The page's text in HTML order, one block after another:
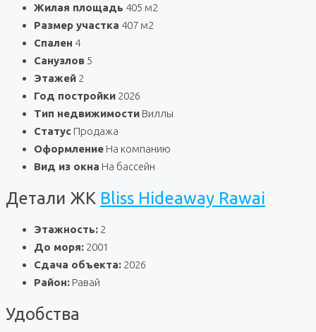
Жилая площадь 405 м2
Размер участка 407 м2
Спален 4
Санузлов 5
Этажей 2
Год постройки 2026
Тип недвижимости Виллы
Статус Продажа
Оформление На компанию
Вид из окна На бассейн
Детали ЖК Bliss Hideaway Rawai
Этажность: 2
До моря: 2001
Сдача объекта: 2026
Район: Равай
Удобства